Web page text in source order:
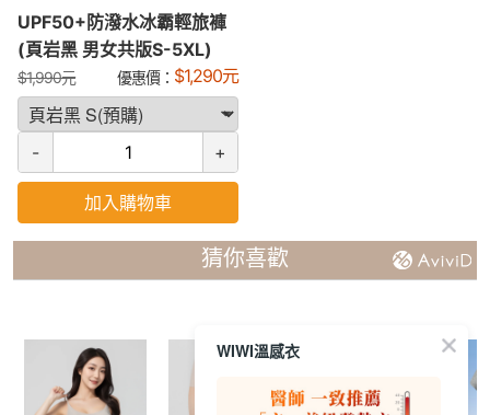
UPF50+防潑水冰霸輕旅褲
(頁岩黑 男女共版S-5XL)
$1,990元 優惠價： $1,290元
- +
加入購物車
猜你喜歡
WIWI溫感衣